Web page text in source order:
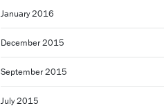
January 2016
December 2015
September 2015
July 2015